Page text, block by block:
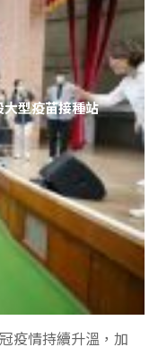
大型疫苗接種站
疫情持續升溫，加